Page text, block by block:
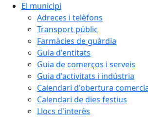
El municipi
Adreces i telèfons
Transport públic
Farmàcies de guàrdia
Guia d'entitats
Guia de comerços i serveis
Guia d'activitats i indústria
Calendari d'obertura
Calendari de dies festius
Llocs d'interès